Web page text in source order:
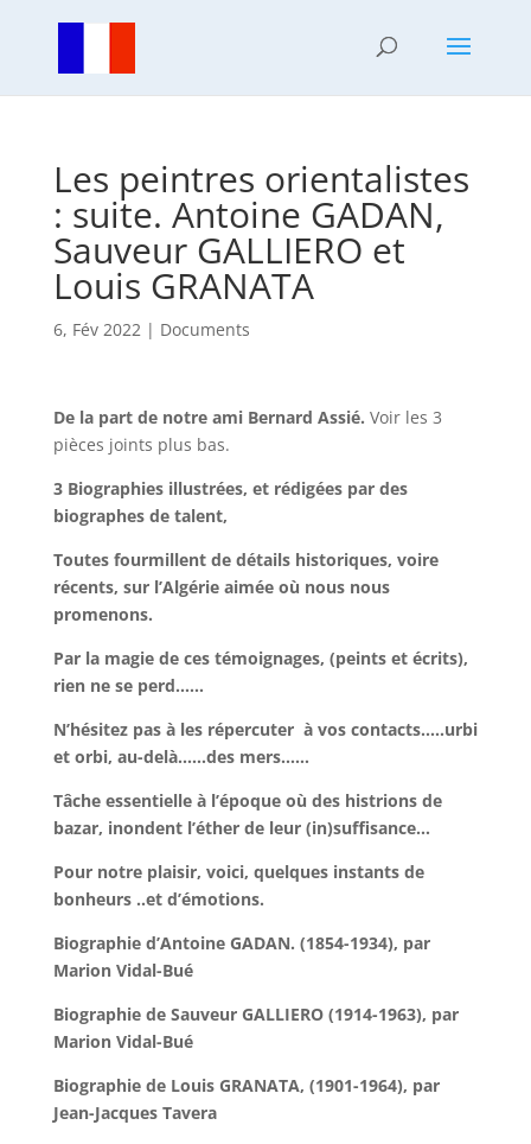
Les peintres orientalistes
: suite. Antoine GADAN,
Sauveur GALLIERO et
Louis GRANATA
6, Fév 2022| Documents
De la part de notre ami Bernard Assié. Voir les 3
pièces joints plus bas.
3 Biographies illustrées, et rédigées par des
biographes de talent,
Toutes fourmillent de détails historiques, voire
récents, sur l’Algérie aimée où nous nous
promenons.
Par la magie de ces témoignages, (peints et écrits),
rien ne se perd……
N’hésitez pas à les répercuter à vos contacts…..urbi
et orbi, au-delà……des mers……
Tâche essentielle à l’époque où des histrions de
bazar, inondent l’éther de leur (in)suffisance…
Pour notre plaisir, voici, quelques instants de
bonheurs ..et d’émotions.
Biographie d’Antoine GADAN. (1854-1934), par
Marion Vidal-Bué
Biographie de Sauveur GALLIERO (1914-1963), par
Marion Vidal-Bué
Biographie de Louis GRANATA, (1901-1964), par
Jean-Jacques Tavera